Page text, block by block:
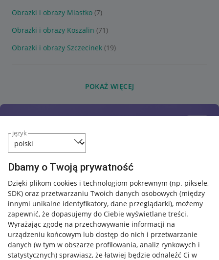
język
Dbamy o Twoją prywatność
Dzięki plikom cookies i technologiom pokrewnym (np. piksele,
SDK) oraz przetwarzaniu Twoich danych osobowych (między
innymi unikalne identyfikatory, dane przeglądarki), możemy
zapewnić, że dopasujemy do Ciebie wyświetlane treści.
Wyrażając zgodę na przechowywanie informacji na
urządzeniu końcowym lub dostęp do nich i przetwarzanie
danych (w tym w obszarze profilowania, analiz rynkowych i
statystycznych) sprawiasz, że łatwiej będzie odnaleźć Ci w
Obrazki i obrazy Miastko (7)
Obrazki i obrazy Koszalin (71)
Obrazki i obrazy Szczecinek (19)
POKAŻ WIĘCEJ